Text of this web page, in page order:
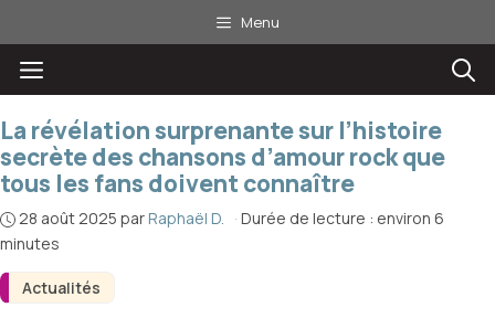
au
contenu
Menu
Menu
Actualités
La révélation surprenante sur l’histoire
secrète des chansons d’amour rock que
tous les fans doivent connaître
28 août 2025 par Raphaël D. · Durée de lecture : environ 6
minutes